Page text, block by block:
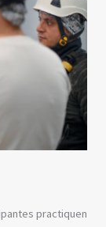
practiquen